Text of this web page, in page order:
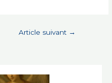
Article suivant →